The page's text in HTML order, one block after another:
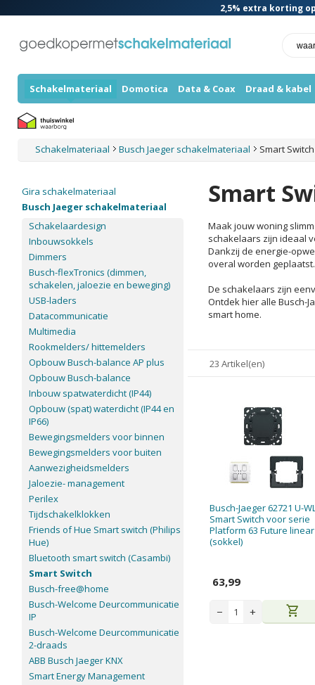
2,5% extra korting
Schakelmateriaal Domotica Data & Coax Draad & kabel
Schakelmateriaal Busch Jaeger schakelmateriaal Smart Switch
Smart
Maak jouw woning
schakelaars zijn ideaal
Dankzij de energie-
overal worden geplaatst.
De schakelaars zijn
Ontdek hier alle Busch-
smart home.
23 Artikel(en)
Busch-Jaeger 62721 U-
Smart Switch voor serie
Platform 63 Future linear
(sokkel)
63,99
− + shopping_cart
Gira schakelmateriaal
Busch Jaeger schakelmateriaal
Schakelaardesign
Inbouwsokkels
Dimmers
Busch-flexTronics (dimmen,
schakelen, jaloezie en beweging)
USB-laders
Datacommunicatie
Multimedia
Rookmelders/ hittemelders
Opbouw Busch-balance AP plus
Opbouw Busch-balance
Inbouw spatwaterdicht (IP44)
Opbouw (spat) waterdicht (IP44 en
IP66)
Bewegingsmelders voor binnen
Bewegingsmelders voor buiten
Aanwezigheidsmelders
Jaloezie- management
Perilex
Tijdschakelklokken
Friends of Hue Smart switch (Philips
Hue)
Bluetooth smart switch (Casambi)
Smart Switch
Busch-free@home
Busch-Welcome Deurcommunicatie
IP
Busch-Welcome Deurcommunicatie
2-draads
ABB Busch Jaeger KNX
Smart Energy Management